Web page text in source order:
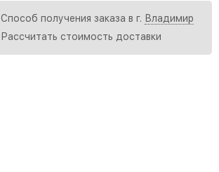
Способ получения заказа в г. Владимир
Рассчитать стоимость доставки